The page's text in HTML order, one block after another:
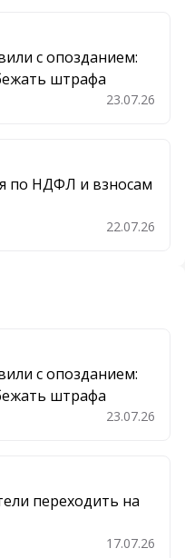
с опозданием:
штрафа
23.07.26
по НДФЛ и взносам
22.07.26
с опозданием:
штрафа
23.07.26
переходить на
17.07.26